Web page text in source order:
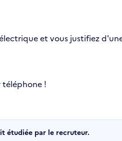
et vous justifiez
téléphone !
étudiée par le recruteur.